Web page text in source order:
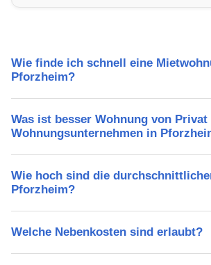
Wie finde ich schnell eine
Pforzheim?
Was ist besser Wohnung von Privat
Wohnungsunternehmen in
Wie hoch sind die
Pforzheim?
Welche Nebenkosten sind erlaubt?